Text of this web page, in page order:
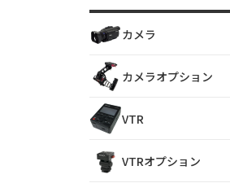
カメラ
カメラオプション
VTR
VTRオプション